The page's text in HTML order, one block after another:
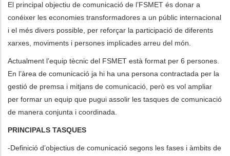
El principal objectiu de comunicació de l’FSMET és donar a
conéixer les economies transformadores a un públic internacional
i el més divers possible, per reforçar la participació de diferents
xarxes, moviments i persones implicades arreu del món.
Actualment l’equip tècnic del FSMET està format per 6 persones.
En l’àrea de comunicació ja hi ha una persona contractada per la
gestió de premsa i mitjans de comunicació, però es vol ampliar
per formar un equip que pugui assolir les tasques de comunicació
de manera conjunta i coordinada.
PRINCIPALS TASQUES
-Definició d’objectius de comunicació segons les fases i àmbits de